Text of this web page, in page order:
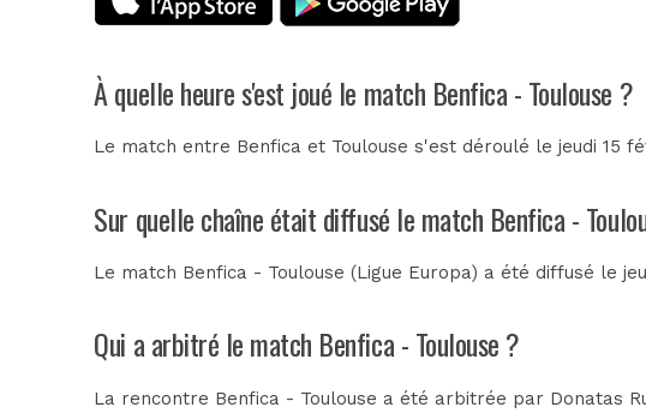
À quelle heure s'est joué le match Benfica - Toulouse ?
Le match entre Benfica et Toulouse s'est déroulé le jeudi 15
Sur quelle chaîne était diffusé le match Benfica -
Le match Benfica - Toulouse (Ligue Europa) a été diffusé le
Qui a arbitré le match Benfica - Toulouse ?
La rencontre Benfica - Toulouse a été arbitrée par Donatas